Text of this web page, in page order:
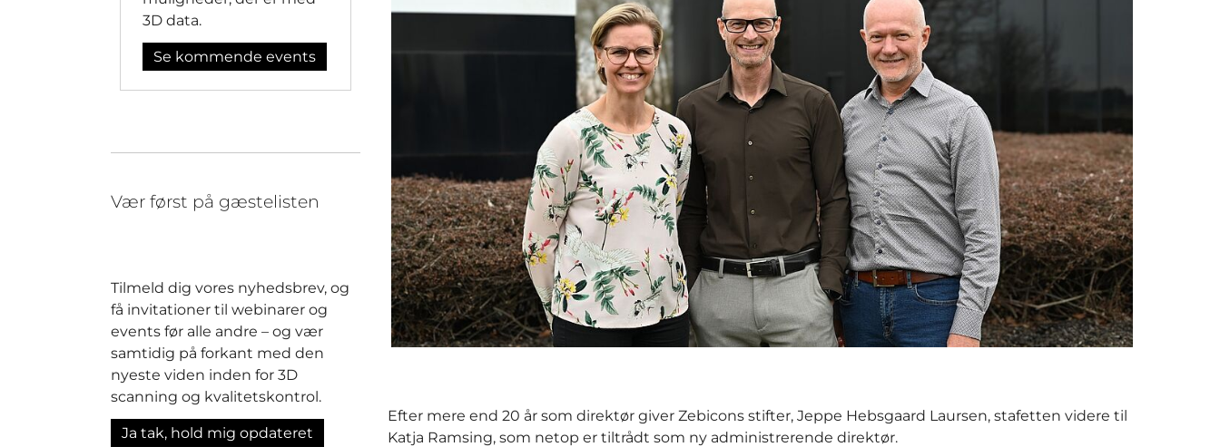
Efter mere end 20 år som direktør giver Zebicons stifter, Jeppe Hebsgaard Laursen, stafetten videre til
Katja Ramsing, som netop er tiltrådt som ny administrerende direktør.
3D data.
Se kommende events
Vær først på gæstelisten
Tilmeld dig vores nyhedsbrev, og
få invitationer til webinarer og
events før alle andre – og vær
samtidig på forkant med den
nyeste viden inden for 3D
scanning og kvalitetskontrol.
Ja tak, hold mig opdateret